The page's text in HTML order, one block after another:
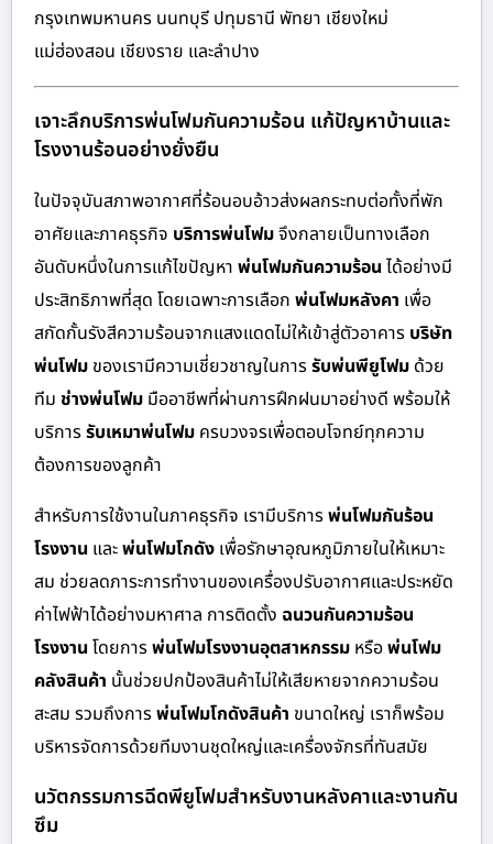
กรุงเทพมหานคร นนทบุรี ปทุมธานี พัทยา เชียงใหม่
แม่ฮ่องสอน เชียงราย และลำปาง
เจาะลึกบริการพ่นโฟมกันความร้อน แก้ปัญหาบ้านและ
โรงงานร้อนอย่างยั่งยืน
ในปัจจุบันสภาพอากาศที่ร้อนอบอ้าวส่งผลกระทบต่อทั้งที่พัก
อาศัยและภาคธุรกิจ บริการพ่นโฟมจึงกลายเป็นทางเลือก
อันดับหนึ่งในการแก้ไขปัญหา พ่นโฟมกันความร้อน ได้อย่างมี
ประสิทธิภาพที่สุด โดยเฉพาะการเลือก พ่นโฟมหลังคา เพื่อ
สกัดกั้นรังสีความร้อนจากแสงแดดไม่ให้เข้าสู่ตัวอาคาร บริษัท
พ่นโฟม ของเรามีความเชี่ยวชาญในการรับพ่นพียูโฟม ด้วย
ทีม ช่างพ่นโฟม มืออาชีพที่ผ่านการฝึกฝนมาอย่างดี พร้อมให้
บริการรับเหมาพ่นโฟม ครบวงจรเพื่อตอบโจทย์ทุกความ
ต้องการของลูกค้า
สำหรับการใช้งานในภาคธุรกิจ เรามีบริการพ่นโฟมกันร้อน
โรงงาน และพ่นโฟมโกดัง เพื่อรักษาอุณหภูมิภายในให้เหมาะ
สม ช่วยลดภาระการทำงานของเครื่องปรับอากาศและประหยัด
ค่าไฟฟ้าได้อย่างมหาศาล การติดตั้ง ฉนวนกันความร้อน
โรงงาน โดยการพ่นโฟมโรงงานอุตสาหกรรม หรือพ่นโฟม
คลังสินค้า นั้นช่วยปกป้องสินค้าไม่ให้เสียหายจากความร้อน
สะสม รวมถึงการพ่นโฟมโกดังสินค้า ขนาดใหญ่ เราก็พร้อม
บริหารจัดการด้วยทีมงานชุดใหญ่และเครื่องจักรที่ทันสมัย
นวัตกรรมการฉีดพียูโฟมสำหรับงานหลังคาและงานกัน
ซึม